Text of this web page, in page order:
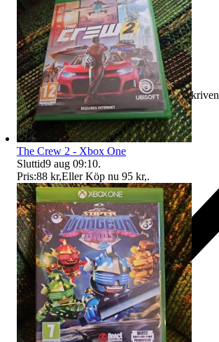
Ersättning om varan inte är som beskriven
The Crew 2 - Xbox One
Sluttid9 aug 09:10.
Pris:88 kr,Eller Köp nu 95 kr,.